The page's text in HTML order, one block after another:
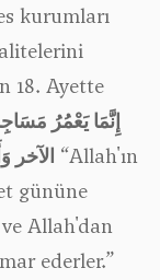
kurumları
18. Ayette
إِنَّمَا يَعْمُرُ
الآخر “Allah'ın
gününe
Allah'dan
ederler.”